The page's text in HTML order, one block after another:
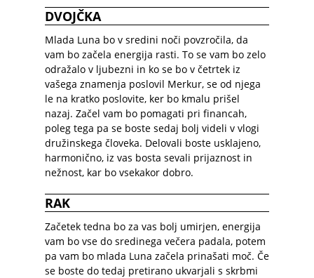
DVOJČKA
Mlada Luna bo v sredini noči povzročila, da
vam bo začela energija rasti. To se vam bo zelo
odražalo v ljubezni in ko se bo v četrtek iz
vašega znamenja poslovil Merkur, se od njega
le na kratko poslovite, ker bo kmalu prišel
nazaj. Začel vam bo pomagati pri financah,
poleg tega pa se boste sedaj bolj videli v vlogi
družinskega človeka. Delovali boste usklajeno,
harmonično, iz vas bosta sevali prijaznost in
nežnost, kar bo vsekakor dobro.
RAK
Začetek tedna bo za vas bolj umirjen, energija
vam bo vse do sredinega večera padala, potem
pa vam bo mlada Luna začela prinašati moč. Če
se boste do tedaj pretirano ukvarjali s skrbmi